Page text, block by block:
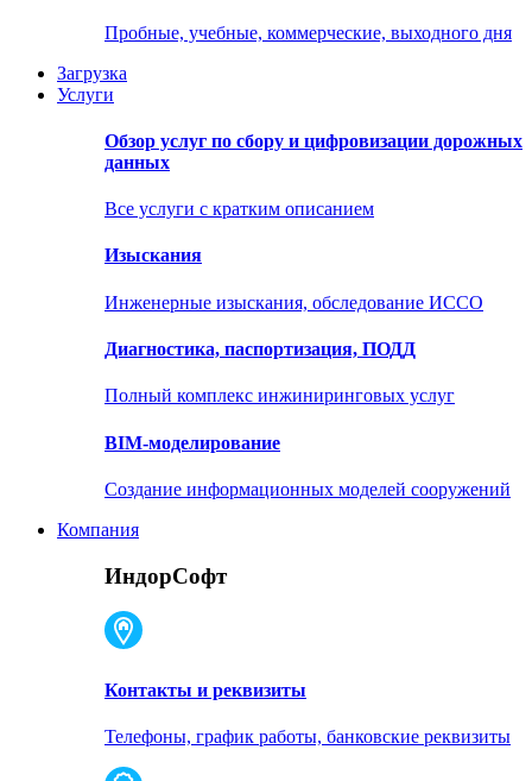
Пробные, учебные, коммерческие, выходного дня
Загрузка
Услуги
Обзор услуг по сбору и цифровизации дорожных
данных
Все услуги с кратким описанием
Изыскания
Инженерные изыскания, обследование ИССО
Диагностика, паспортизация, ПОДД
Полный комплекс инжиниринговых услуг
BIM-моделирование
Создание информационных моделей сооружений
Компания
ИндорСофт
Контакты и реквизиты
Телефоны, график работы, банковские реквизиты